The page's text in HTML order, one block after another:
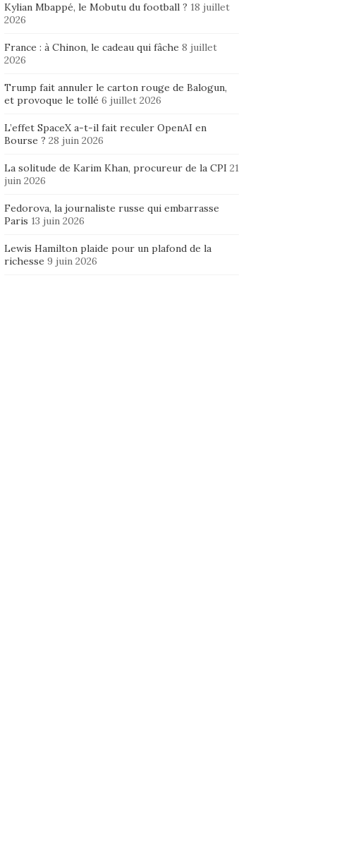
Kylian Mbappé, le Mobutu du football ? 18 juillet
2026
France : à Chinon, le cadeau qui fâche 8 juillet
2026
Trump fait annuler le carton rouge de Balogun,
et provoque le tollé 6 juillet 2026
L’effet SpaceX a-t-il fait reculer OpenAI en
Bourse ? 28 juin 2026
La solitude de Karim Khan, procureur de la CPI 21
juin 2026
Fedorova, la journaliste russe qui embarrasse
Paris 13 juin 2026
Lewis Hamilton plaide pour un plafond de la
richesse 9 juin 2026